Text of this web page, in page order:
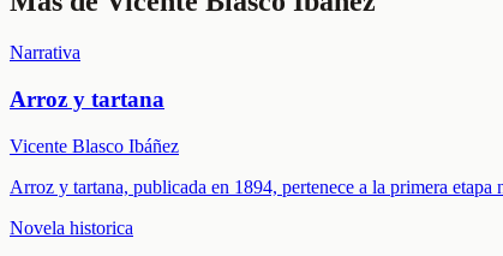
Narrativa
Arroz y tartana
Vicente Blasco Ibáñez
Arroz y tartana, publicada en 1894, pertenece a la primera
Novela historica